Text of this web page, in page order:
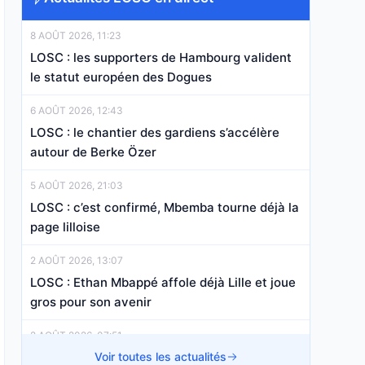
8 AOÛT 2026, 11:23
LOSC : les supporters de Hambourg valident
le statut européen des Dogues
6 AOÛT 2026, 12:43
LOSC : le chantier des gardiens s’accélère
autour de Berke Özer
5 AOÛT 2026, 21:03
LOSC : c’est confirmé, Mbemba tourne déjà la
page lilloise
2 AOÛT 2026, 13:07
LOSC : Ethan Mbappé affole déjà Lille et joue
gros pour son avenir
2 AOÛT 2026, 07:51
LOSC : Ancelotti tient enfin la pièce qui
Voir toutes les actualités